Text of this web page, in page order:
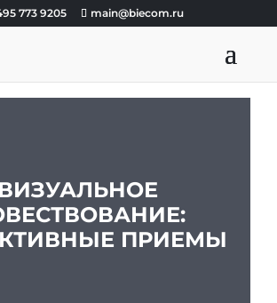
773 9205 main@biecom.ru
ВИЗУАЛЬНОЕ
ПРИЕМЫ